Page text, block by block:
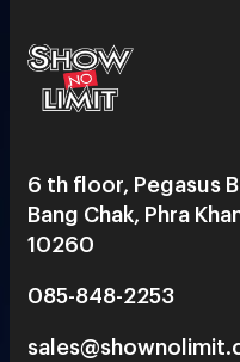
6 th floor, Pegasus
Bang Chak, Phra
10260
085-848-2253